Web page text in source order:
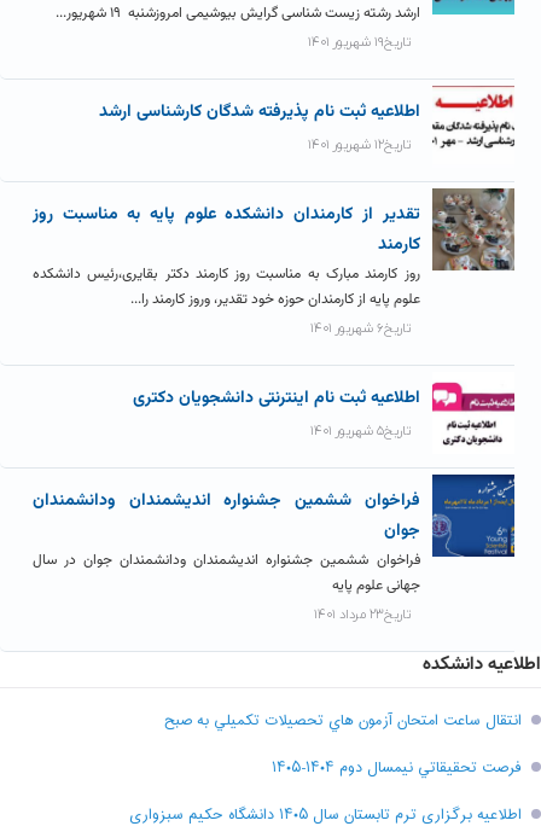
ارشد رشته زیست شناسی گرایش بیوشیمی امروزشنبه ۱۹ شهریور...
تاریخ۱۹ شهریور ۱۴۰۱
اطلاعیه ثبت نام پذیرفته شدگان کارشناسی ارشد
تاریخ۱۲ شهریور ۱۴۰۱
تقدیر از کارمندان دانشکده علوم پایه به مناسبت روز
کارمند
روز کارمند مبارک به مناسبت روز کارمند دکتر بقایری،رئیس دانشکده
علوم پایه از کارمندان حوزه خود تقدیر، وروز کارمند را...
تاریخ۶ شهریور ۱۴۰۱
اطلاعیه ثبت نام اینترنتی دانشجویان دکتری
تاریخ۵ شهریور ۱۴۰۱
فراخوان ششمین جشنواره اندیشمندان ودانشمندان
جوان
فراخوان ششمین جشنواره اندیشمندان ودانشمندان جوان در سال
جهانی علوم پایه
تاریخ۲۳ مرداد ۱۴۰۱
اطلاعیه دانشکده
انتقال ساعت امتحان آزمون هاي تحصيلات تکميلي به صبح
فرصت تحقيقاتي نیمسال دوم ۱۴۰۴-۱۴۰۵
اطلاعیه برگزاری ترم تابستان سال ۱۴۰۵ دانشگاه حکیم سبزواری